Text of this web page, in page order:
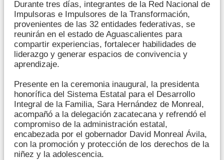
Durante tres días, integrantes de la Red Nacional de
Impulsoras e Impulsores de la Transformación,
provenientes de las 32 entidades federativas, se
reunirán en el estado de Aguascalientes para
compartir experiencias, fortalecer habilidades de
liderazgo y generar espacios de convivencia y
aprendizaje.
Presente en la ceremonia inaugural, la presidenta
honorífica del Sistema Estatal para el Desarrollo
Integral de la Familia, Sara Hernández de Monreal,
acompañó a la delegación zacatecana y refrendó el
compromiso de la administración estatal,
encabezada por el gobernador David Monreal Ávila,
con la promoción y protección de los derechos de la
niñez y la adolescencia.